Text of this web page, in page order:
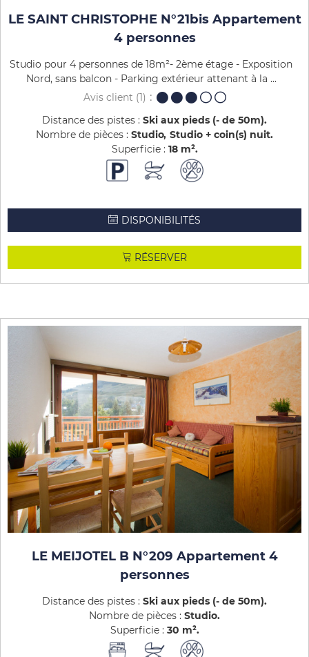
LE SAINT CHRISTOPHE N°21bis Appartement
4 personnes
Studio pour 4 personnes de 18m²- 2ème étage - Exposition
Nord, sans balcon - Parking extérieur attenant à la ...
Avis client (1)
Distance des pistes : Ski aux pieds (- de 50m)
Nombre de pièces : Studio Studio + coin(s) nuit
Superficie : 18 m²
DISPONIBILITÉS
RÉSERVER
LE MEIJOTEL B N°209 Appartement 4
personnes
Distance des pistes : Ski aux pieds (- de 50m)
Nombre de pièces : Studio
Superficie : 30 m²